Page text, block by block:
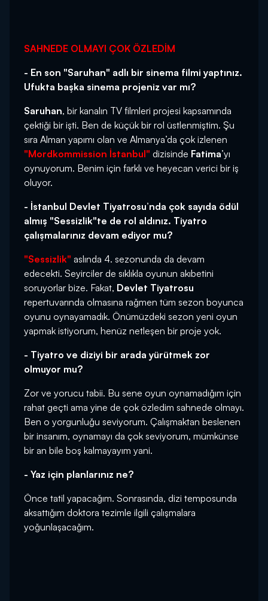
SAHNEDE OLMAYI ÇOK ÖZLEDİM
- En son "Saruhan" adlı bir sinema filmi yaptınız.
Ufukta başka sinema projeniz var mı?
Saruhan, bir kanalın TV filmleri projesi kapsamında
çektiği bir işti. Ben de küçük bir rol üstlenmiştim. Şu
sıra Alman yapımı olan ve Almanya’da çok izlenen
"Mordkommission İstanbul" dizisinde Fatima’yı
oynuyorum. Benim için farklı ve heyecan verici bir iş
oluyor.
- İstanbul Devlet Tiyatrosu’nda çok sayıda ödül
almış "Sessizlik"te de rol aldınız. Tiyatro
çalışmalarınız devam ediyor mu?
"Sessizlik" aslında 4. sezonunda da devam
edecekti. Seyirciler de sıklıkla oyunun akıbetini
soruyorlar bize. Fakat, Devlet Tiyatrosu
repertuvarında olmasına rağmen tüm sezon boyunca
oyunu oynayamadık. Önümüzdeki sezon yeni oyun
yapmak istiyorum, henüz netleşen bir proje yok.
- Tiyatro ve diziyi bir arada yürütmek zor
olmuyor mu?
Zor ve yorucu tabii. Bu sene oyun oynamadığım için
rahat geçti ama yine de çok özledim sahnede olmayı.
Ben o yorgunluğu seviyorum. Çalışmaktan beslenen
bir insanım, oynamayı da çok seviyorum, mümkünse
bir an bile boş kalmayayım yani.
- Yaz için planlarınız ne?
Önce tatil yapacağım. Sonrasında, dizi temposunda
aksattığım doktora tezimle ilgili çalışmalara
yoğunlaşacağım.